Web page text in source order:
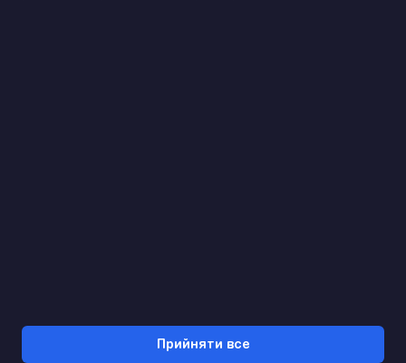
Прийняти все